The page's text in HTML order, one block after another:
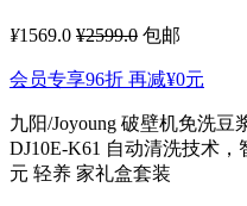
¥1569.0 ¥2599.0 包邮
会员专享96折 再减¥0元
九阳/Joyoung 破壁机免洗
DJ10E-K61 自动清洗技术，
元 轻养 家礼盒套装